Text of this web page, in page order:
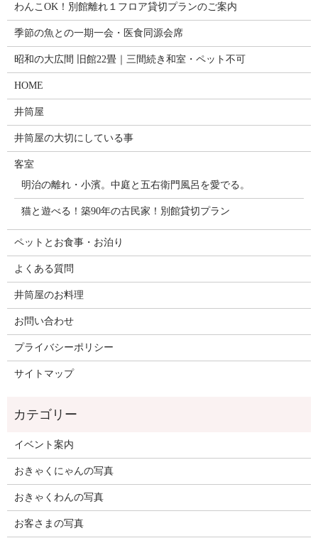
わんこOK！別館離れ１フロア貸切プランのご案内
季節の魚との一期一会・医食同源会席
昭和の大広間 旧館22畳｜三間続き和室・ペット不可
HOME
井筒屋
井筒屋の大切にしている事
客室
明治の離れ・小濱。中庭と五右衛門風呂を愛でる。
猫と遊べる！築90年の古民家！別館貸切プラン
ペットとお食事・お泊り
よくある質問
井筒屋のお料理
お問い合わせ
プライバシーポリシー
サイトマップ
イベント案内
おきゃくにゃんの写真
おきゃくわんの写真
お客さまの写真